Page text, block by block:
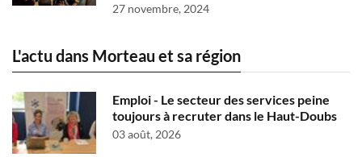
27 novembre, 2024
L'actu dans Morteau et sa région
Emploi - Le secteur des services peine
toujours à recruter dans le Haut-Doubs
03 août, 2026